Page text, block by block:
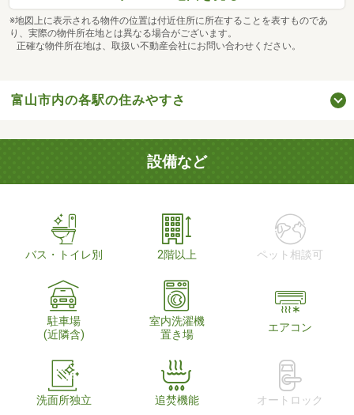
※地図上に表示される物件の位置は付近住所に所在することを表すものであ
り、実際の物件所在地とは異なる場合がございます。
正確な物件所在地は、取扱い不動産会社にお問い合わせください。
富山市内の各駅の住みやすさ
設備など
バス・トイレ別 2階以上 ペット相談可
駐車場
(近隣含)
室内洗濯機
置き場
エアコン
洗面所独立 追焚機能 オートロック